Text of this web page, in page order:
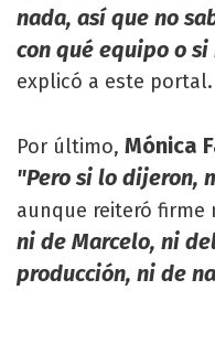
nada, así que no
con qué equipo o
explicó a este portal.
Por último, Mónica
"Pero si lo dijeron,
aunque reiteró firme
ni de Marcelo, ni
producción, ni de